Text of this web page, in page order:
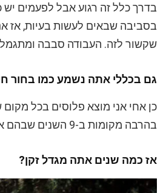
בדרך כלל זה רגוע אבל לפעמים יש
בסביבה שבאים לעשות בעיות, אז
שקשור לזה. העבודה סבבה
גם בכללי אתה נשמע כמו בחור
כן אחי אני מוצא פלוסים בכל מקום
בהרבה מקומות ב-9 השנים שבהם אני משוחרר מהצבא.
אז כמה שנים אתה מגדל זקן?